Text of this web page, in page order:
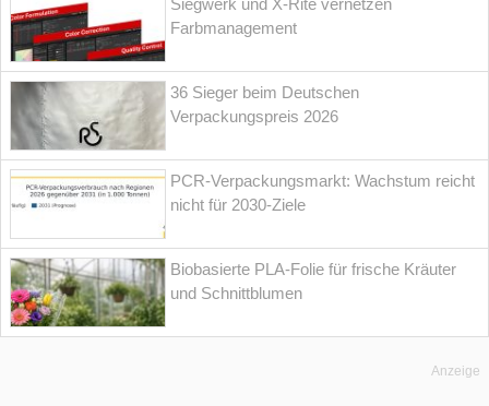
Siegwerk und X-Rite vernetzen
Farbmanagement
36 Sieger beim Deutschen
Verpackungspreis 2026
PCR-Verpackungsmarkt: Wachstum reicht
nicht für 2030-Ziele
Biobasierte PLA-Folie für frische Kräuter
und Schnittblumen
Anzeige